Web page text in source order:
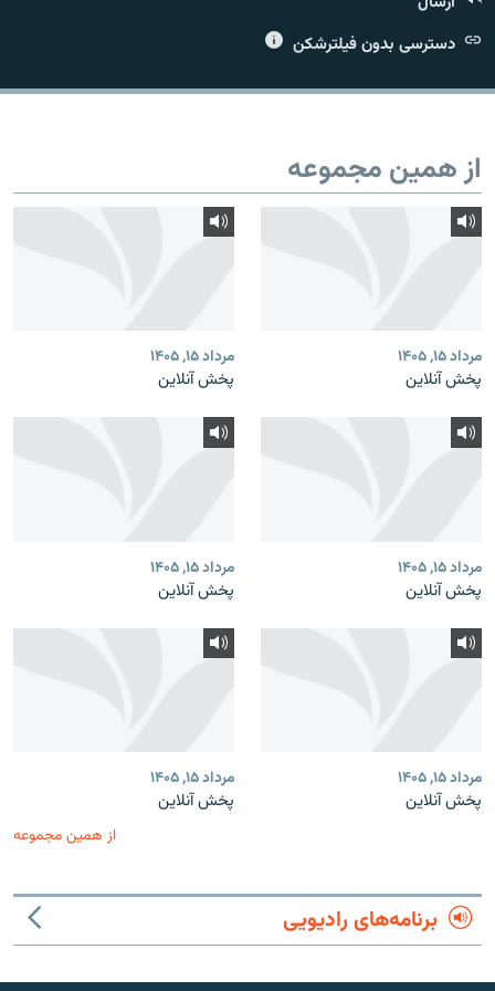
دسترسی بدون فیلترشکن
از همین مجموعه
مرداد ۱۵, ۱۴۰۵
پخش آنلاین
مرداد ۱۵, ۱۴۰۵
پخش آنلاین
مرداد ۱۵, ۱۴۰۵
پخش آنلاین
مرداد ۱۵, ۱۴۰۵
پخش آنلاین
مرداد ۱۵, ۱۴۰۵
پخش آنلاین
مرداد ۱۵, ۱۴۰۵
پخش آنلاین
از همین مجموعه
برنامه‌های رادیویی